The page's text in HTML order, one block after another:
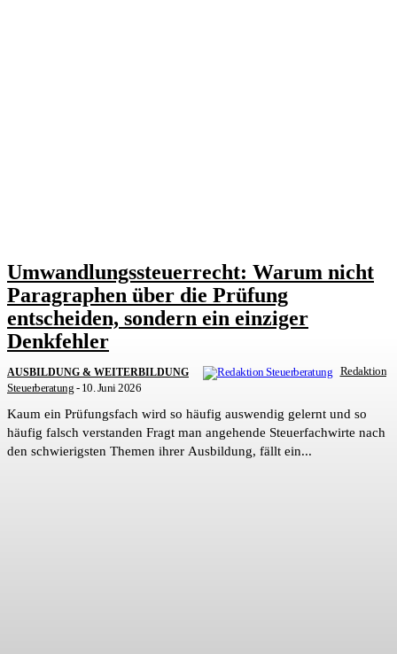
Umwandlungssteuerrecht: Warum nicht
Paragraphen über die Prüfung
entscheiden, sondern ein einziger
Denkfehler
AUSBILDUNG & WEITERBILDUNG
Redaktion
Steuerberatung - 10. Juni 2026
Kaum ein Prüfungsfach wird so häufig auswendig gelernt und so
häufig falsch verstanden Fragt man angehende Steuerfachwirte nach
den schwierigsten Themen ihrer Ausbildung, fällt ein...